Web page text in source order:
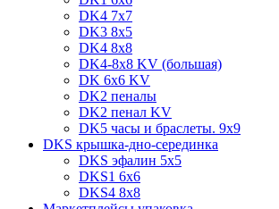
DK4 7х7
DK3 8x5
DK4 8x8
DK4-8x8 KV (большая)
DK 6х6 KV
DK2 пеналы
DK2 пенал KV
DK5 часы и браслеты. 9x9
DKS крышка-дно-серединка
DKS эфалин 5x5
DKS1 6x6
DKS4 8x8